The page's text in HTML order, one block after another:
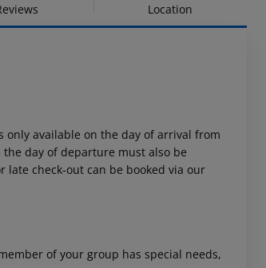
Location
available on the day of arrival from
day of departure must also be
check-out can be booked via our
of your group has special needs,